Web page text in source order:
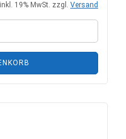
inkl. 19% MwSt. zzgl. Versand